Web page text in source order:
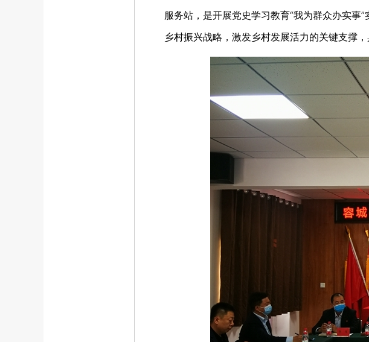
服务站，是开展党史学习教育“我为群众办实事
乡村振兴战略，激发乡村发展活力的关键支撑